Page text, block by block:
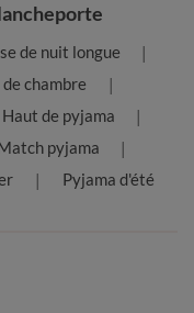
de nuit longue
chambre
Haut de pyjama
pyjama
Pyjama d'été